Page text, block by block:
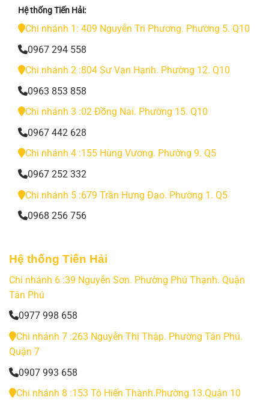
Hệ thống Tiến Hải:
Chi nhánh 1: 409 Nguyễn Tri Phương. Phường 5. Q10
0967 294 558
Chi nhánh 2 :804 Sư Vạn Hạnh. Phường 12. Q10
0963 853 858
Chi nhánh 3 :02 Đồng Nai. Phường 15. Q10
0967 442 628
Chi nhánh 4 :155 Hùng Vương. Phường 9. Q5
0967 252 332
Chi nhánh 5 :679 Trần Hưng Đạo. Phường 1. Q5
0968 256 756
Hệ thống Tiến Hải
Chi nhánh 6 :39 Nguyễn Sơn. Phường Phú Thạnh. Quận
Tân Phú
0977 998 658
Chi nhánh 7 :263 Nguyễn Thị Thập. Phường Tân Phú.
Quận 7
0907 993 658
Chi nhánh 8 :153 Tô Hiến Thành.Phường 13.Quận 10